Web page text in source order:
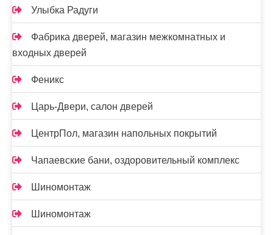
Улыбка Радуги
Фабрика дверей, магазин межкомнатных и
входных дверей
Феникс
Царь-Двери, салон дверей
ЦентрПол, магазин напольных покрытий
Чапаевские бани, оздоровительный комплекс
Шиномонтаж
Шиномонтаж